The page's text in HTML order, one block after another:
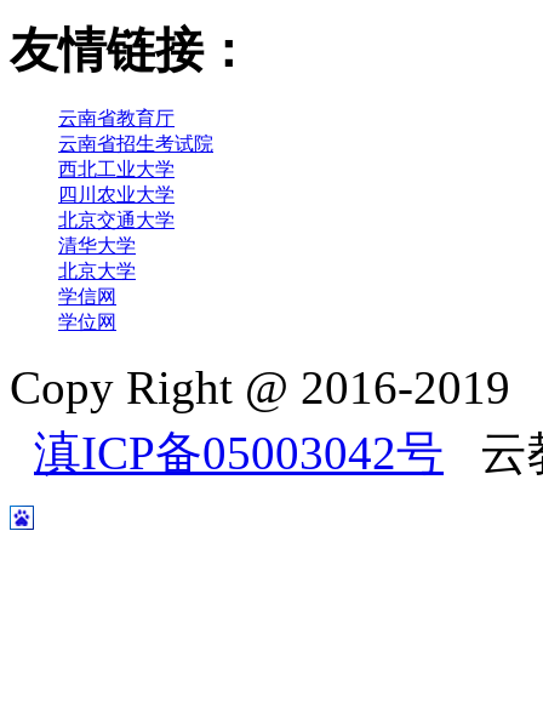
友情链接：
云南省教育厅
云南省招生考试院
西北工业大学
四川农业大学
北京交通大学
清华大学
北京大学
学信网
学位网
Copy Right @ 2016-
滇ICP备05003042号 云